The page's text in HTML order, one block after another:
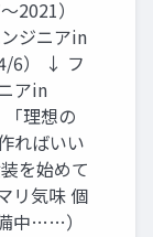
2021）
ジニアin
6） ↓ フ
アin
理想の
ればいい
を始めて
リ気味 個
中……）